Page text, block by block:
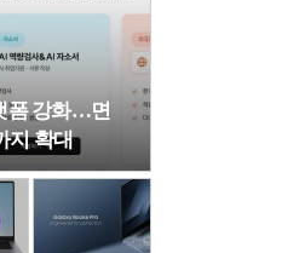
폼 강화…면
지 확대